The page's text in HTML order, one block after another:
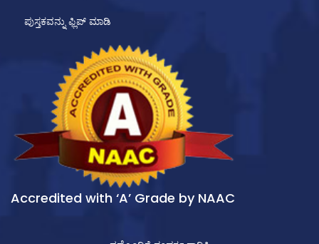
ಪುಸ್ತಕವನ್ನು ಫ್ಲಿಪ್ ಮಾಡಿ
Accredited with ‘A’ Grade by NAAC